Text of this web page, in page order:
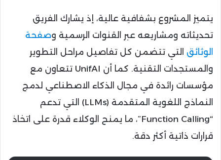
يتميز المشروع بشفافية عالية، إذ يشارك الفريق
تحديثاته ومشاريعه عبر القنوات الرسمية وصفحة
الوثائق التي تتضمن كل تفاصيل مراحل التطوير
والمستجدات التقنية. كما أن UnifAI تتعاون مع
مؤسسات رائدة في مجال الذكاء الاصطناعي لدمج
النماذج اللغوية المتقدمة (LLMs) التي تدعم
“Function Calling”، ما يمنح الوكلاء قدرة على اتخاذ
قرارات ذاتية أكثر دقة.